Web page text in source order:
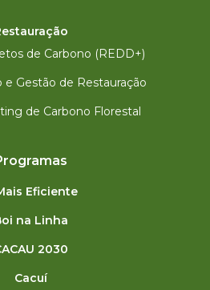
de Carbono (REDD+)
Gestão de Restauração
de Carbono Florestal
Eficiente
na Linha
2030
Cacuí